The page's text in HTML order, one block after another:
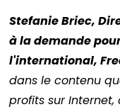
Stefanie Briec,
à la demande
l'international,
dans le contenu
profits sur